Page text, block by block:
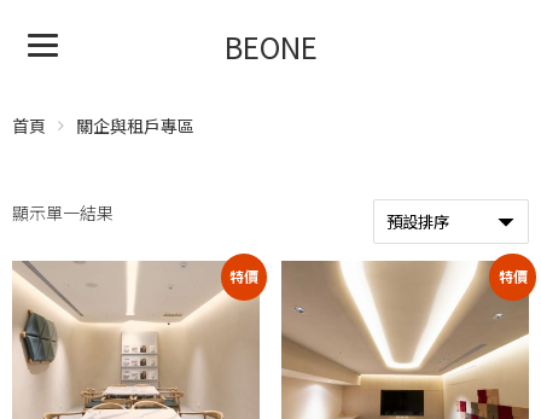
BEONE
首頁 關企與租戶專區
顯示單一結果
特價 特價